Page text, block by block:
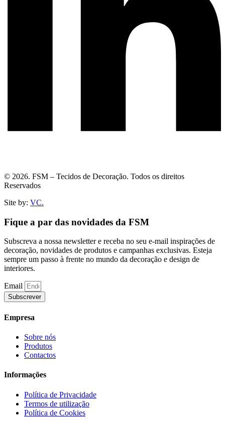
© 2026. FSM – Tecidos de Decoração. Todos os direitos
Reservados
Site by: VC.
Fique a par das novidades da FSM
Subscreva a nossa newsletter e receba no seu e-mail inspirações de
decoração, novidades de produtos e campanhas exclusivas. Esteja
sempre um passo à frente no mundo da decoração e design de
interiores.
Email
Subscrever
Empresa
Sobre nós
Produtos
Contactos
Informações
Política de Privacidade
Termos de utilização
Política de Cookies